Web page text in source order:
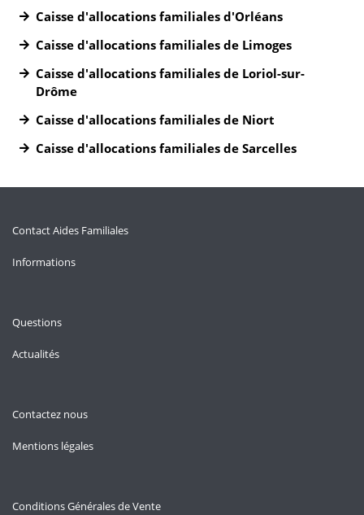
Caisse d'allocations familiales d'Orléans
Caisse d'allocations familiales de Limoges
Caisse d'allocations familiales de Loriol-sur-
Drôme
Caisse d'allocations familiales de Niort
Caisse d'allocations familiales de Sarcelles
Contact Aides Familiales
Informations
Questions
Actualités
Contactez nous
Mentions légales
Conditions Générales de Vente